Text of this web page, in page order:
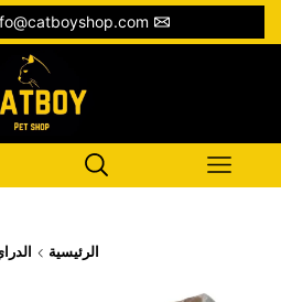
الرئيسية